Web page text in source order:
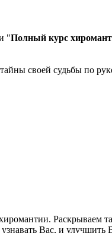
"Полный курс
своей судьбы по
Раскрываем
Вас, и улучшить